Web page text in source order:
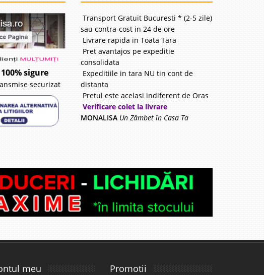
sigure
securizat
Transport Gratuit Bucuresti * (2-5 zile)
sau contra-cost in 24 de ore
Livrare rapida in Toata Tara
Pret avantajos pe expeditie
consolidata
Expeditiile in tara NU tin cont de
distanta
Pretul este acelasi indiferent de Oras
Verificare colet la livrare
MONALISA Un Zâmbet în Casa Ta
meu Promotii